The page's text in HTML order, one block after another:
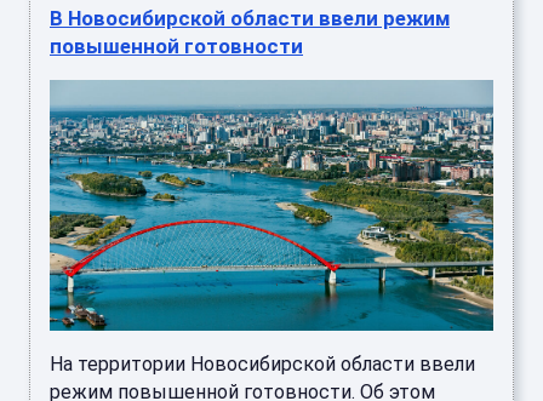
В Новосибирской области ввели режим
повышенной готовности
На территории Новосибирской области ввели
режим повышенной готовности. Об этом